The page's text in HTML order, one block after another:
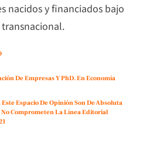
nacidos y financiados bajo
De Empresas Y PhD. En Economía
Espacio De Opinión Son De Absoluta
Comprometen La Línea Editorial